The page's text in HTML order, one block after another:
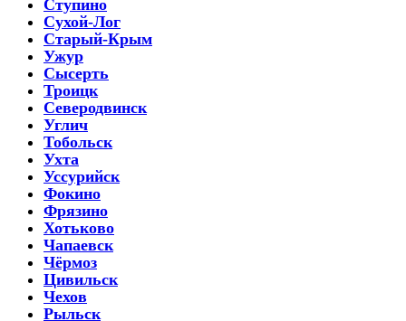
Ступино
Сухой-Лог
Старый-Крым
Ужур
Сысерть
Троицк
Северодвинск
Углич
Тобольск
Ухта
Уссурийск
Фокино
Фрязино
Хотьково
Чапаевск
Чёрмоз
Цивильск
Чехов
Рыльск